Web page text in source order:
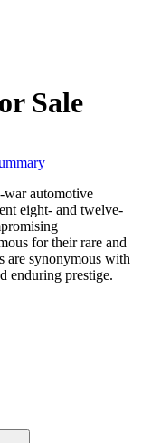
Sale
war automotive
eight- and twelve-
for their rare and
are synonymous with
enduring prestige.